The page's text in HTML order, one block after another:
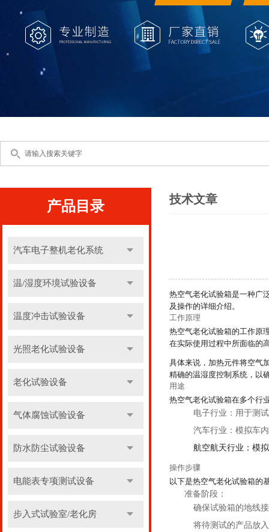
产品目录
汽车电子整机老化系统
温/湿度环境试验设备
温度冲击试验设备
光照老化试验设备
老化试验设备
气体腐蚀试验设备
防水防尘试验设备
电能表专项测试设备
步入式试验室/老化房
技术文章
热空气老化试验箱是一种广
及操作的详细介绍。
工作原理
热空气老化试验箱的工作原
在实际使用过程中所面临的
具体来说，加热元件将空气
精确的温湿度控制系统，以
用途
热空气老化试验箱在多个行
电子行业 ：用于测
汽车行业 ：模拟车
航空航天行业 ：模
操作步骤
以下是热空气老化试验箱的
准备阶段：
确保试验箱的地线
将待测试的产品放